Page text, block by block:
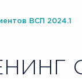
ВСП 2024.1